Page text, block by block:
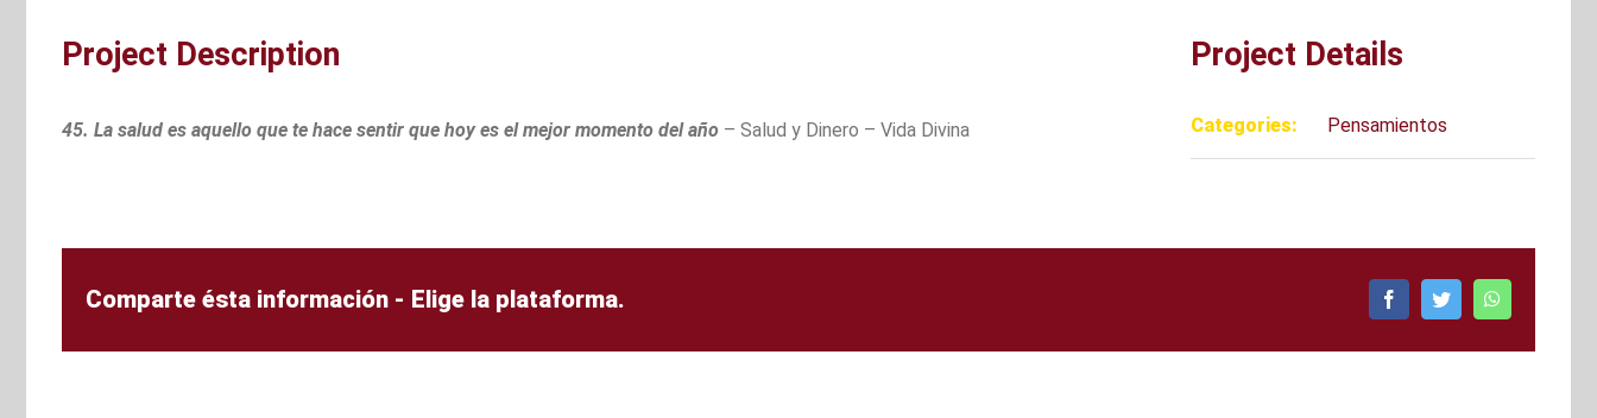
Project Description
45. La salud es aquello que te hace sentir que hoy es el mejor momento del año – Salud y Dinero – Vida Divina
Project Details
Categories: Pensamientos
Comparte ésta información - Elige la plataforma. FacebookTwitterWhatsApp